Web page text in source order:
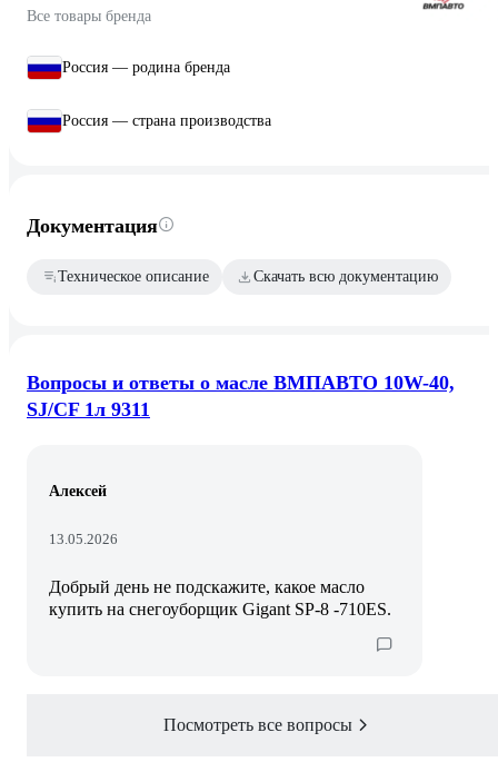
Все товары бренда
Россия — родина бренда
Россия — страна производства
Документация
Техническое описание Скачать всю документацию
Вопросы и ответы о масле ВМПАВТО 10W-40,
SJ/CF 1л 9311
Алексей
13.05.2026
Добрый день не подскажите, какое масло
купить на снегоуборщик Gigant SP-8 -710ES.
Посмотреть все вопросы